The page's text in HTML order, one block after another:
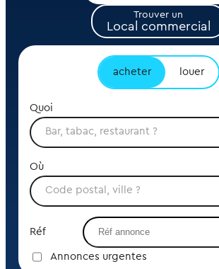
Trouver un
Local commercial
acheter louer
Quoi
Où
Réf
Annonces urgentes